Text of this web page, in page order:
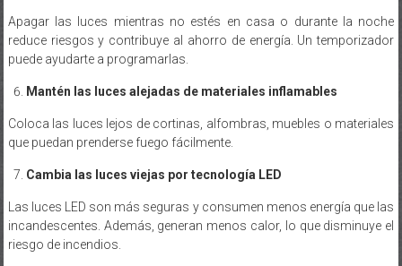
Apagar las luces mientras no estés en casa o durante la noche
reduce riesgos y contribuye al ahorro de energía. Un temporizador
puede ayudarte a programarlas.
Mantén las luces alejadas de materiales inflamables
Coloca las luces lejos de cortinas, alfombras, muebles o materiales
que puedan prenderse fuego fácilmente.
Cambia las luces viejas por tecnología LED
Las luces LED son más seguras y consumen menos energía que las
incandescentes. Además, generan menos calor, lo que disminuye el
riesgo de incendios.